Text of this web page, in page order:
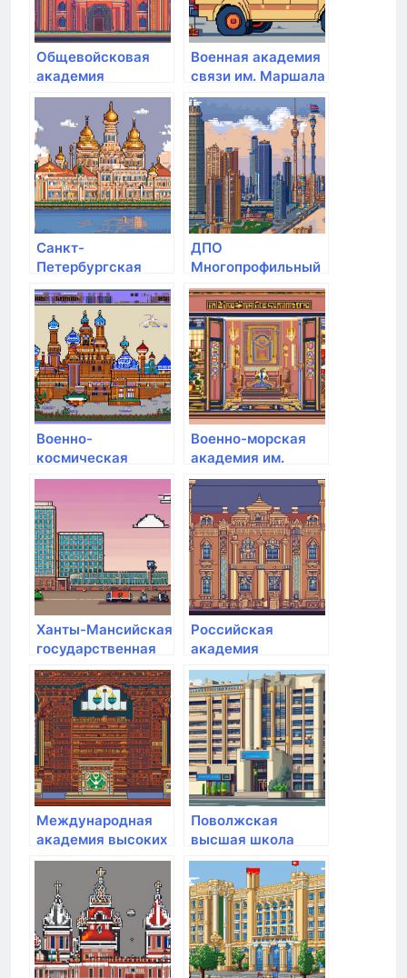
Общевойсковая
академия
Вооруженных сил
Военная академия
связи им. Маршала
Советского Союза
С.М. Буденного
Санкт-
Петербургская
академия милиции
им. Н.А. Щёлокова
ДПО
Многопрофильный
университет
инновационных
технологий
Военно-
космическая
академия им. А.Ф.
Военно-морская
академия им.
адмирала флота
Советского Союза
Н.Г. Кузнецова
Ханты-Мансийская
государственная
медицинская
академия
Российская
академия
народного
хозяйства и
государственной
службы при
Президенте РФ
Международная
академия высоких
информационных
технологий в
образовании
Поволжская
высшая школа
интеллектуальной
собственности